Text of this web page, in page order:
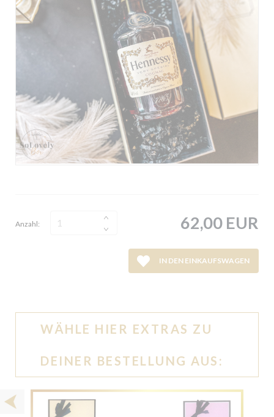
Anzahl: 62,00 EUR
IN DEN EINKAUFSWAGEN
WÄHLE HIER EXTRAS ZU
DEINER BESTELLUNG AUS: